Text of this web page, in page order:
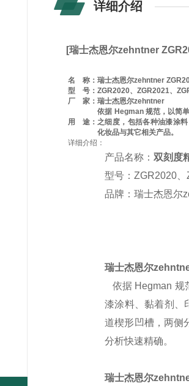
详细介绍
[瑞士杰恩尔zehntner
名 称：瑞士杰恩尔zehntner
型 号：ZGR2020、ZGR2021、
厂 家：瑞士杰恩尔zehntner
用 途：
依据 Hegman 规范，以简
之细度，包括各种油漆涂
化妆品与其它相关产品。
详细介绍：
产品名称：双刻度
型号：
品牌：瑞士杰恩尔
瑞士杰恩尔
依据 Hegman 规
漆涂料、黏着剂、
道楔形凹槽，两侧
分析快速精确。
瑞士杰恩尔